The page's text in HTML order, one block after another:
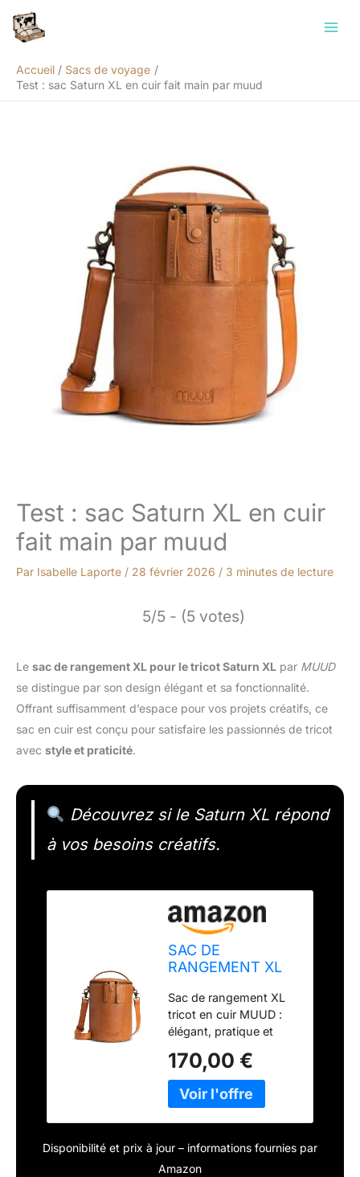
Accueil
Sacs de voyage
Test : sac Saturn XL en cuir fait main par muud
Test : sac Saturn XL en cuir
fait main par muud
Par Isabelle Laporte / 28 février 2026 / 3 minutes de lecture
5/5 - (5 votes)
Le sac de rangement XL pour le tricot Saturn XL par MUUD
se distingue par son design élégant et sa fonctionnalité.
Offrant suffisamment d’espace pour vos projets créatifs, ce
sac en cuir est conçu pour satisfaire les passionnés de tricot
avec style et praticité.
Découvrez si le Saturn XL répond
à vos besoins créatifs.
SAC DE
RANGEMENT XL
- SATURN XL -
MUUD
Sac de rangement XL
tricot en cuir MUUD :
élégant, pratique et
et transporter
facilement votre
matériel de tricot.
170,00 €
Disponibilité et prix à jour – informations fournies par
Amazon
Rechercher